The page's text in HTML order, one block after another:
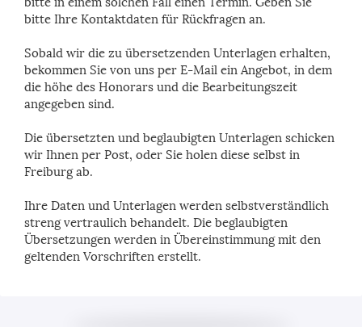
bitte Ihre Kontaktdaten für Rückfragen an.
Sobald wir die zu übersetzenden Unterlagen erhalten,
bekommen Sie von uns per E-Mail ein Angebot, in dem
die höhe des Honorars und die Bearbeitungszeit
angegeben sind.
Die übersetzten und beglaubigten Unterlagen schicken
wir Ihnen per Post, oder Sie holen diese selbst in
Freiburg ab.
Ihre Daten und Unterlagen werden selbstverständlich
streng vertraulich behandelt. Die beglaubigten
Übersetzungen werden in Übereinstimmung mit den
geltenden Vorschriften erstellt.